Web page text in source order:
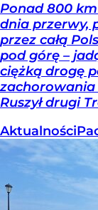
Ponad 800
dnia przerwy,
przez całą
pod górę –
ciężką drogę
Ruszył drugi
Aktualności